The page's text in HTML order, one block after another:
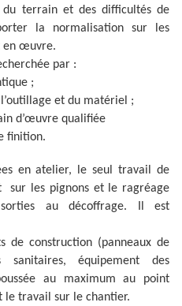
du terrain et des difficultés de
la normalisation sur les
en œuvre.
par :
;
et du matériel ;
d’œuvre qualifiée
finition.
en atelier, le seul travail de
sur les pignons et le ragréage
au décoffrage. Il est
de construction (panneaux de
sanitaires, équipement des
au maximum au point
le travail sur le chantier.